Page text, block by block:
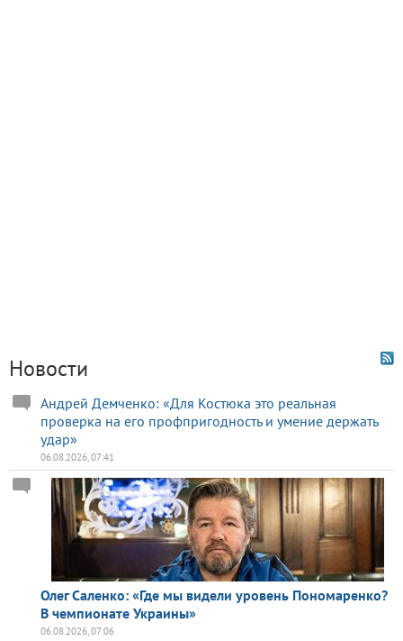
Новости
Андрей Демченко: «Для Костюка это реальная
проверка на его профпригодность и умение держать
удар»
06.08.2026, 07:41
Олег Саленко: «Где мы видели уровень Пономаренко?
В чемпионате Украины»
06.08.2026, 07:06